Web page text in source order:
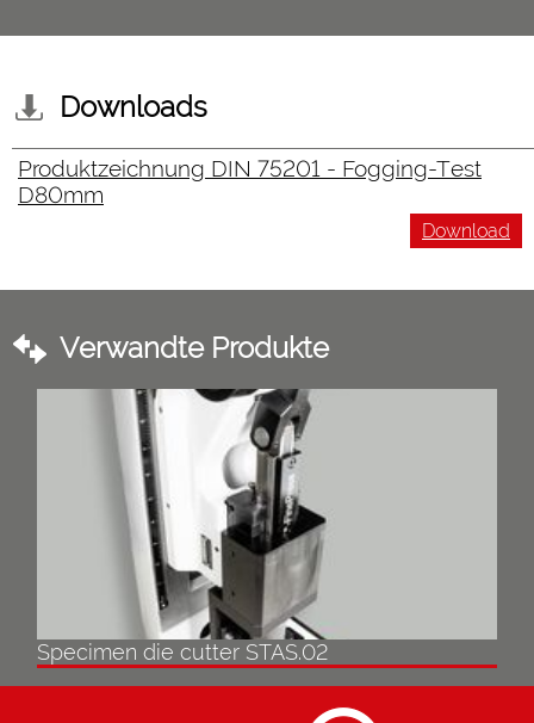
Downloads
Produktzeichnung DIN 75201 - Fogging-Test
D80mm
Download
Verwandte Produkte
Specimen die cutter STAS.02